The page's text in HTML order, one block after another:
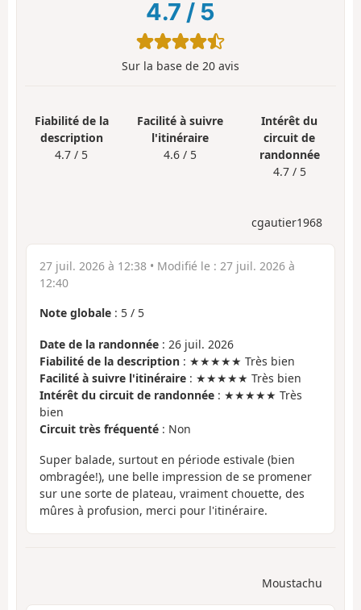
4.7 / 5
Sur la base de 20 avis
Fiabilité de la
description
4.7 / 5
Facilité à suivre
l'itinéraire
4.6 / 5
Intérêt du
circuit de
randonnée
4.7 / 5
cgautier1968
27 juil. 2026 à 12:38 • Modifié le : 27 juil. 2026 à
12:40
Note globale : 5 / 5
Date de la randonnée : 26 juil. 2026
Fiabilité de la description : ★★★★★ Très bien
Facilité à suivre l'itinéraire : ★★★★★ Très bien
Intérêt du circuit de randonnée : ★★★★★ Très
bien
Circuit très fréquenté : Non
Super balade, surtout en période estivale (bien
ombragée!), une belle impression de se promener
sur une sorte de plateau, vraiment chouette, des
mûres à profusion, merci pour l'itinéraire.
Moustachu